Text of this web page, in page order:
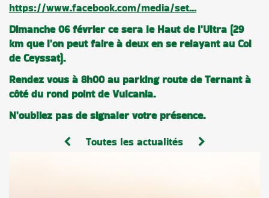
https://www.facebook.com/media/set...
Dimanche 06 février ce sera le Haut de l'Ultra (29
km que l'on peut faire à deux en se relayant au Col
de Ceyssat).
Rendez vous à 8h00 au parking route de Ternant à
côté du rond point de Vulcania.
N'oubliez pas de signaler votre présence.
Toutes les actualités